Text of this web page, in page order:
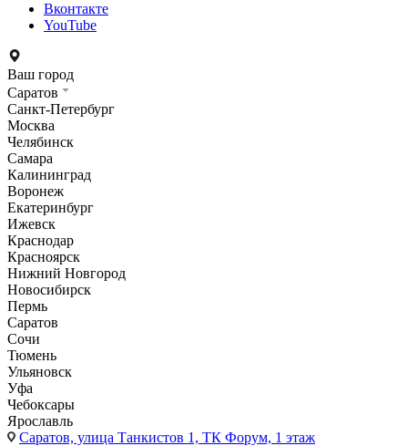
Вконтакте
YouTube
Ваш город
Саратов
Санкт-Петербург
Москва
Челябинск
Самара
Калининград
Воронеж
Екатеринбург
Ижевск
Краснодар
Красноярск
Нижний Новгород
Новосибирск
Пермь
Саратов
Сочи
Тюмень
Ульяновск
Уфа
Чебоксары
Ярославль
Саратов, улица Танкистов 1, ТК Форум, 1 этаж